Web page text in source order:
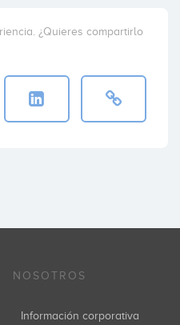
¿Quieres compartirlo
NOSOTROS
Información corporativa